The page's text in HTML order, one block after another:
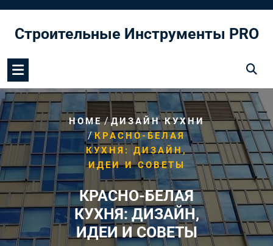
содержимому
Строительные Инструменты PRO
HOME/ДИЗАЙН КУХНИ
/КРАСНО-БЕЛАЯ
КУХНЯ: ДИЗАЙН,
ИДЕИ И СОВЕТЫ
КРАСНО-БЕЛАЯ
КУХНЯ: ДИЗАЙН,
ИДЕИ И СОВЕТЫ